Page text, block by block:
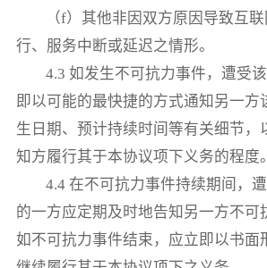
（f）其他非因双方原因导致互
行、服务中断或延迟之情形。
4.3 如发生不可抗力事件，遭受
即以可能的最快捷的方式通知另一方
生日期、预计持续时间等有关细节，
知方履行其于本协议项下义务的程度。
4.4 在不可抗力事件持续期间，
的一方应定期及时地告知另一方不可
如不可抗力事件结束，应立即以书面